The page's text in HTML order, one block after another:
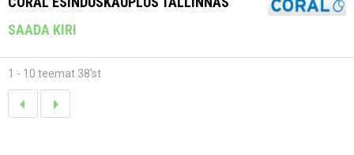
SAADA KIRI
1 - 10 teemat 38'st